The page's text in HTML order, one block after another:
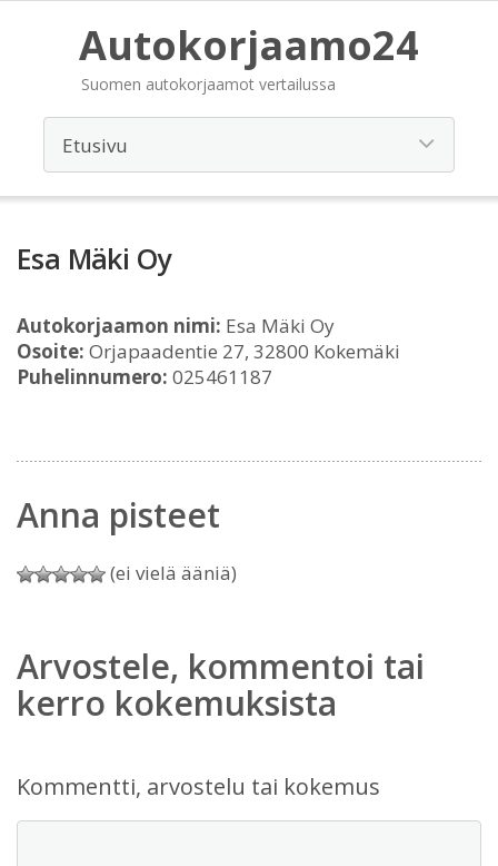
Autokorjaamo24
Suomen autokorjaamot vertailussa
Esa Mäki Oy
Autokorjaamon nimi: Esa Mäki Oy
Osoite: Orjapaadentie 27, 32800 Kokemäki
Puhelinnumero: 025461187
Anna pisteet
(ei vielä ääniä)
Arvostele, kommentoi tai
kerro kokemuksista
Kommentti, arvostelu tai kokemus